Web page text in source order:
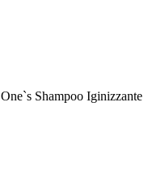
One`s Shampoo Iginizzante